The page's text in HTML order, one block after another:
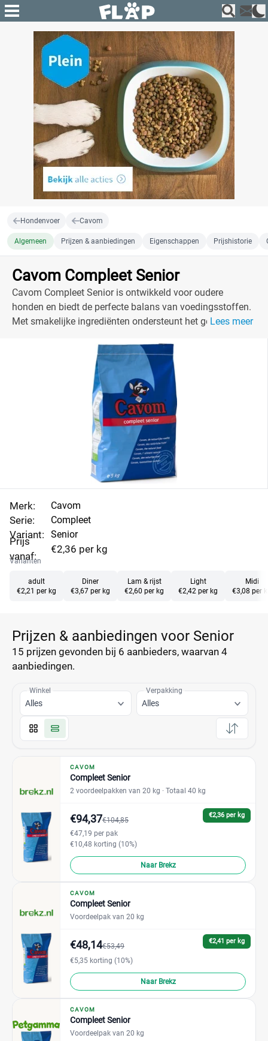
Hondenvoer Cavom
Algemeen Prijzen & aanbiedingen Eigenschappen Prijshistorie
Cavom Compleet Senior
Cavom Compleet Senior is ontwikkeld voor oudere
honden en biedt de perfecte balans van voedingsstoffen.
Met smakelijke ingrediënten ondersteunt het gezondheid
Lees meer
Merk:
Serie:
Variant:
Prijs
vanaf:
Cavom
Compleet
Senior
€2,36 per kg
Varianten
adult
€2,21 per kg
Diner
€3,67 per kg
Lam & rijst
€2,60 per kg
Light
€2,42 per kg
Midi
€3,08 per
Prijzen & aanbiedingen voor Senior
15 prijzen gevonden bij 6 aanbieders, waarvan 4
aanbiedingen.
Winkel
Alles
Verpakking
Alles
CAVOM
Compleet Senior
2 voordeelpakken van 20 kg · Totaal 40 kg
€2,36 per kg
€94,37€104,85
€47,19 per pak
€10,48 korting (10%)
Naar Brekz
CAVOM
Compleet Senior
Voordeelpak van 20 kg
€2,41 per kg
€48,14€53,49
€5,35 korting (10%)
Naar Brekz
CAVOM
Compleet Senior
Voordeelpak van 20 kg